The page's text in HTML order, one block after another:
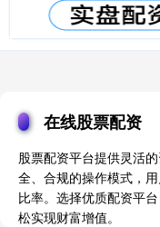
在线股票配资
股票配资平台提供灵活
全、合规的操作模式，
比率。选择优质配资平
松实现财富增值。